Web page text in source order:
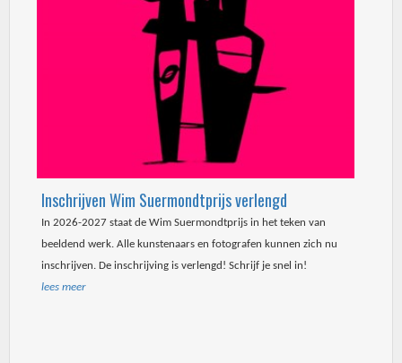
Inschrijven Wim Suermondtprijs verlengd
In 2026-2027 staat de Wim Suermondtprijs in het teken van
beeldend werk. Alle kunstenaars en fotografen kunnen zich nu
inschrijven. De inschrijving is verlengd! Schrijf je snel in!
lees meer